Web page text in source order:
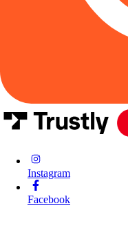
Instagram
Facebook